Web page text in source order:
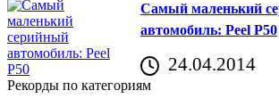
Самый маленький
автомобиль: Peel P50
24.04.2014
Рекорды по категориям